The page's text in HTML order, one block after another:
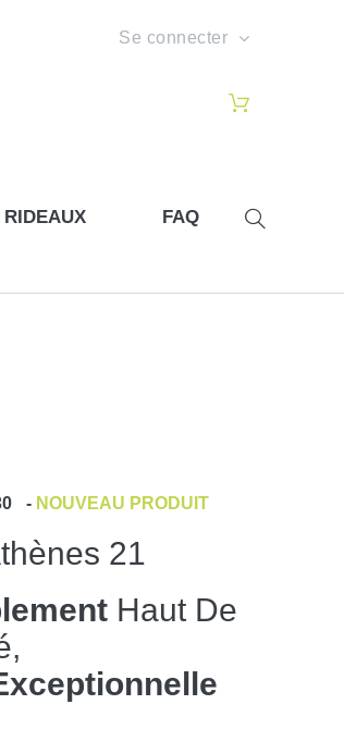
Se connecter
FAQ
- NOUVEAU PRODUIT
21
Haut De